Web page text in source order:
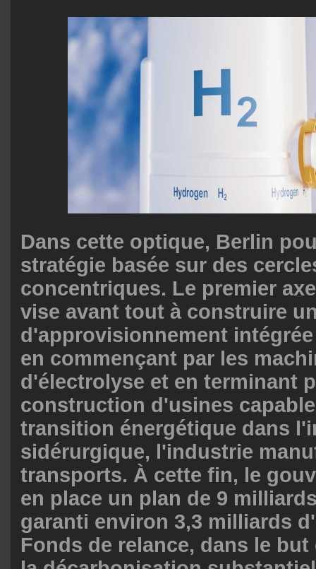
Dans cette optique, Berlin
stratégie basée sur des
concentriques. Le premier
vise avant tout à construire
d'approvisionnement
en commençant par les
d'électrolyse et en terminant
construction d'usines
transition énergétique dans
sidérurgique, l'industrie
transports. À cette fin, le
en place un plan de 9
garanti environ 3,3 milliards
Fonds de relance, dans le